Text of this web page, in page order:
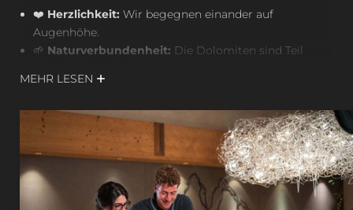
❤️ Herzlichkeit: Wir begegnen einander auf
Augenhöhe.
🌱 Naturverbundenheit: Die Dolomiten sind Teil
🤝 Wir stehen ein für
🚀
Vision: Wir wollen wachsen, Neues
ausprobieren und anders sein.
Find your path.
MEHR LESEN